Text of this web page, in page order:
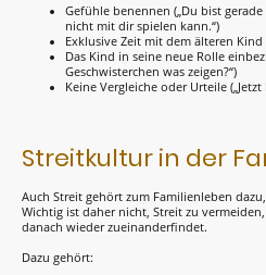
Gefühle benennen („Du bist
nicht mit dir spielen kann.“)
Exklusive Zeit mit dem älteren
Das Kind in seine neue Rolle
Geschwisterchen was zeigen?“)
Keine Vergleiche oder Urteile
Streitkultur in der
Auch Streit gehört zum Familienleben
Wichtig ist daher nicht, Streit zu
danach wieder zueinanderfindet.
Dazu gehört: